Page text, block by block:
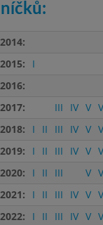
2014:
2015:
I
2016:
2017:
III IV V
2018:
I II III IV V
2019:
I II III IV V
2020:
I II III V
2021:
I II III IV V
2022:
I II III IV V